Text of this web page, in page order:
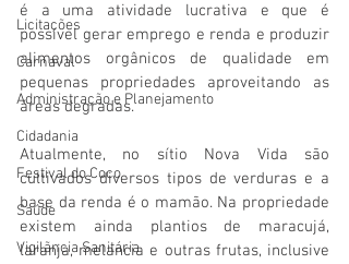
Licitações
Carnaval
Administração e Planejamento
Cidadania
Festival do Coco
Saúde
Vigilãncia Sanitária
é a uma atividade lucrativa e que é
possível gerar emprego e renda e produzir
alimentos orgânicos de qualidade em
pequenas propriedades aproveitando as
áreas degradas.
Atualmente, no sítio Nova Vida são
cultivados diversos tipos de verduras e a
base da renda é o mamão. Na propriedade
existem ainda plantios de maracujá,
laranja, melancia e outras frutas, inclusive